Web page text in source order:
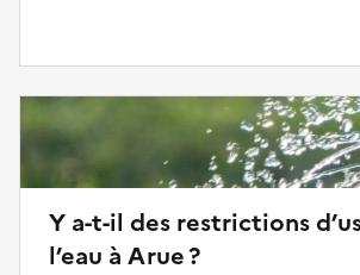
Y a-t-il des restrictions
l’eau à Arue ?